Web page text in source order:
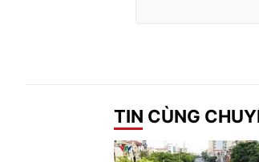
TIN CÙNG